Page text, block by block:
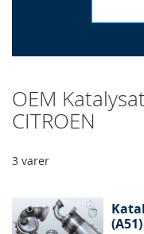
OEM
CITROEN
3 varer
(A51)